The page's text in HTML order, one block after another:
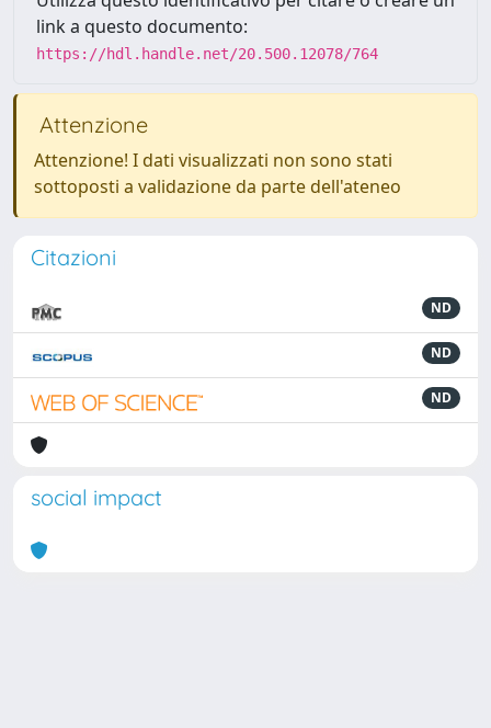
link a questo documento:
https://hdl.handle.net/20.500.12078/764
Attenzione
Attenzione! I dati visualizzati non sono stati
sottoposti a validazione da parte dell'ateneo
Citazioni
ND
ND
ND
social impact